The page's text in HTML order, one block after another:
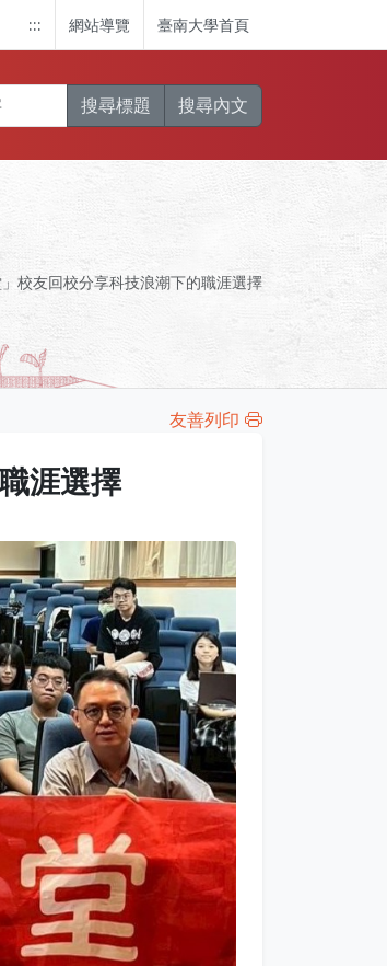
::: 網站導覽 臺南大學首頁
搜尋標題 搜尋內文
校友回校分享科技浪潮下的職涯選擇
友善列印
涯選擇